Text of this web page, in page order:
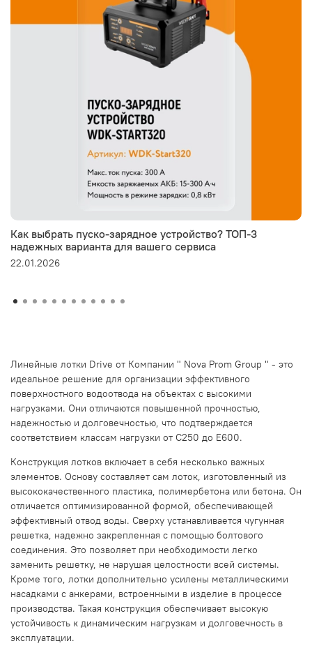
Как выбрать пуско-зарядное устройство? ТОП-3
надежных варианта для вашего сервиса
22.01.2026
Линейные лотки Drive от Компании " Nova Prom Group " - это
идеальное решение для организации эффективного
поверхностного водоотвода на объектах с высокими
нагрузками. Они отличаются повышенной прочностью,
надежностью и долговечностью, что подтверждается
соответствием классам нагрузки от С250 до Е600.
Конструкция лотков включает в себя несколько важных
элементов. Основу составляет сам лоток, изготовленный из
высококачественного пластика, полимербетона или бетона. Он
отличается оптимизированной формой, обеспечивающей
эффективный отвод воды. Сверху устанавливается чугунная
решетка, надежно закрепленная с помощью болтового
соединения. Это позволяет при необходимости легко
заменить решетку, не нарушая целостности всей системы.
Кроме того, лотки дополнительно усилены металлическими
насадками с анкерами, встроенными в изделие в процессе
производства. Такая конструкция обеспечивает высокую
устойчивость к динамическим нагрузкам и долговечность в
эксплуатации.